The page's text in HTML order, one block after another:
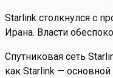
Starlink столкнулся с
Ирана. Власти
Спутниковая сеть
как Starlink —